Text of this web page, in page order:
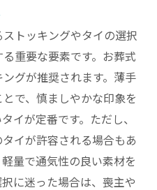
トッキングやタイの選択
重要な要素です。お葬式
グが推奨されます。薄手
で、慎ましやかな印象を
イが定番です。ただし、
イが許容される場合もあ
量で通気性の良い素材を
に迷った場合は、喪主や